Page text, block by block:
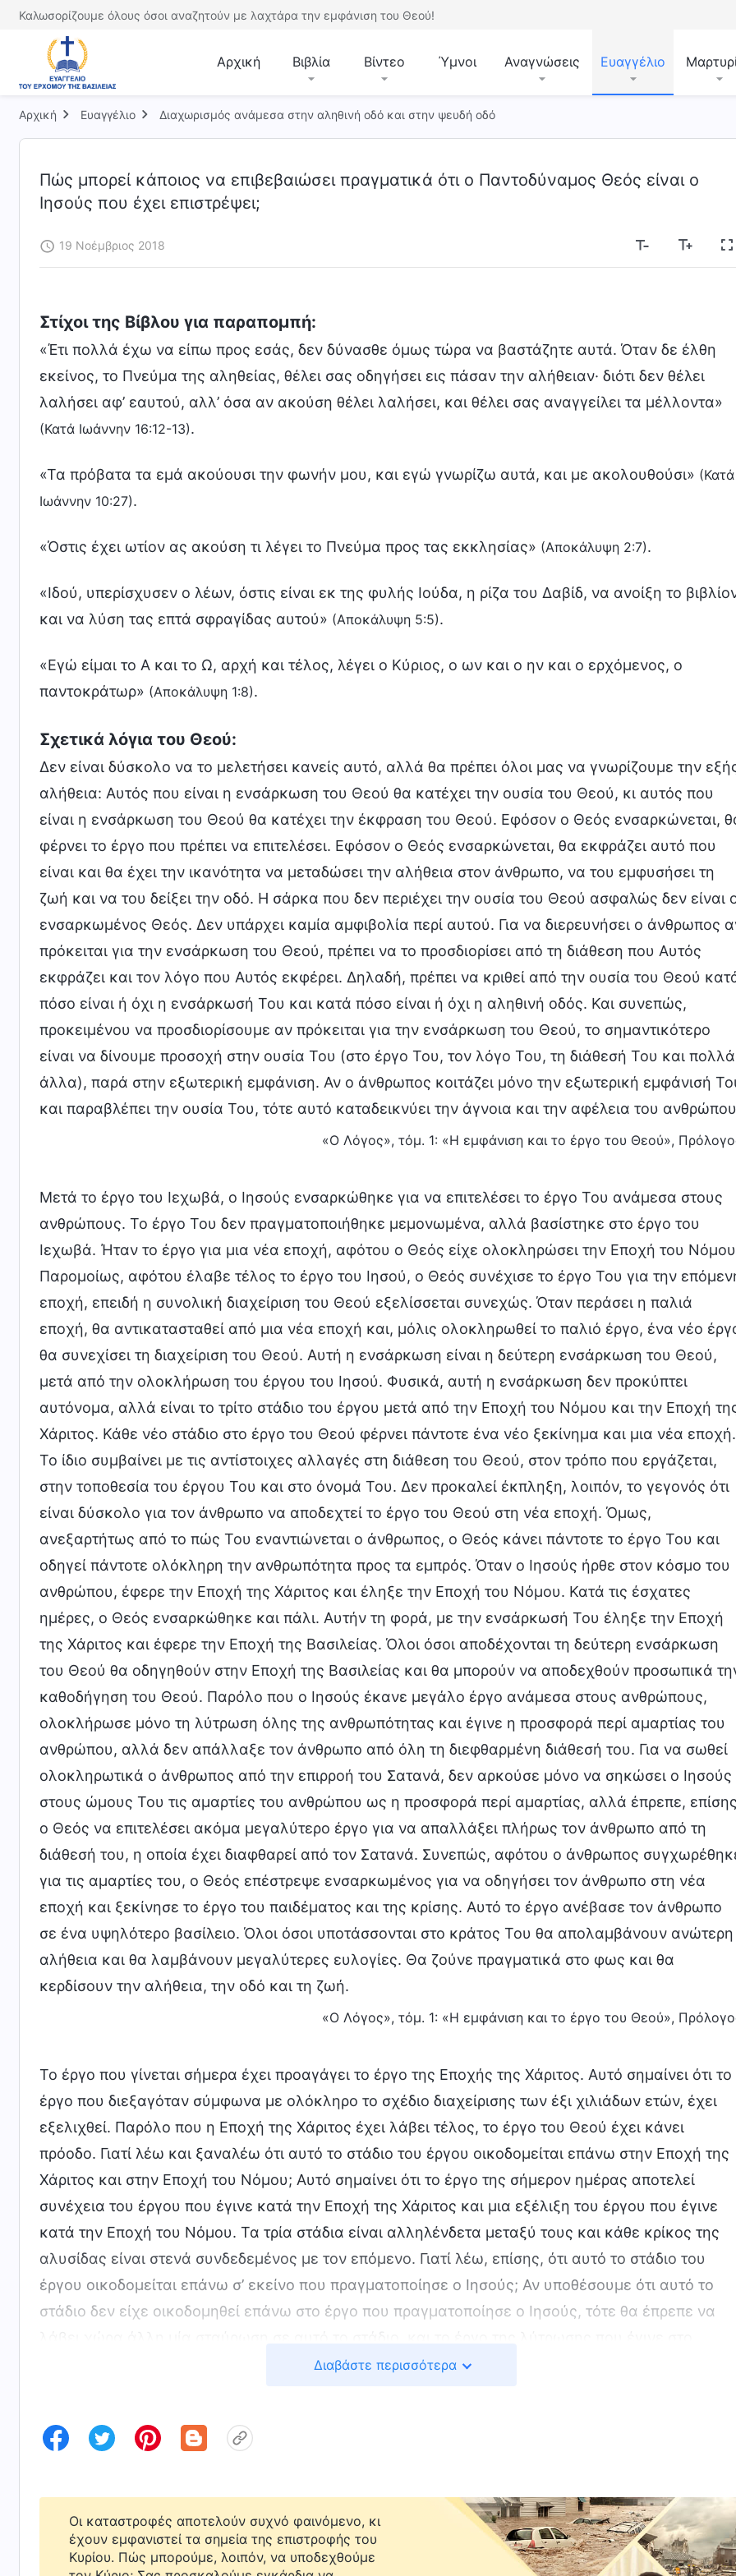
Καλωσορίζουμε όλους όσοι αναζητούν με λαχτάρα την εμφάνιση του Θεού!
Αρχική Βιβλία Βίντεο Ύμνοι Αναγνώσεις Ευαγγέλιο
Αρχική Ευαγγέλιο Διαχωρισμός ανάμεσα στην αληθινή οδό και στην ψευδή οδό
Πώς μπορεί κάποιος να επιβεβαιώσει πραγματικά ότι ο Παντοδύναμος Θεός είναι ο
Ιησούς που έχει επιστρέψει;
19 Νοέμβριος 2018
Στίχοι της Βίβλου για παραπομπή:
«Έτι πολλά έχω να είπω προς εσάς, δεν δύνασθε όμως τώρα να βαστάζητε αυτά. Όταν δε έλθη
εκείνος, το Πνεύμα της αληθείας, θέλει σας οδηγήσει εις πάσαν την αλήθειαν· διότι δεν θέλει
λαλήσει αφ’ εαυτού, αλλ’ όσα αν ακούση θέλει λαλήσει, και θέλει σας αναγγείλει τα μέλλοντα»
(Κατά Ιωάννην 16:12-13).
«Τα πρόβατα τα εμά ακούουσι την φωνήν μου, και εγώ γνωρίζω αυτά, και με ακολουθούσι» (Κατά
Ιωάννην 10:27).
«Όστις έχει ωτίον ας ακούση τι λέγει το Πνεύμα προς τας εκκλησίας» (Αποκάλυψη 2:7).
«Ιδού, υπερίσχυσεν ο λέων, όστις είναι εκ της φυλής Ιούδα, η ρίζα του Δαβίδ, να ανοίξη το
και να λύση τας επτά σφραγίδας αυτού» (Αποκάλυψη 5:5).
«Εγώ είμαι το Α και το Ω, αρχή και τέλος, λέγει ο Κύριος, ο ων και ο ην και ο ερχόμενος, ο
παντοκράτωρ» (Αποκάλυψη 1:8).
Σχετικά λόγια του Θεού:
Δεν είναι δύσκολο να το μελετήσει κανείς αυτό, αλλά θα πρέπει όλοι μας να γνωρίζουμε την
αλήθεια: Αυτός που είναι η ενσάρκωση του Θεού θα κατέχει την ουσία του Θεού, κι αυτός που
είναι η ενσάρκωση του Θεού θα κατέχει την έκφραση του Θεού. Εφόσον ο Θεός ενσαρκώνεται,
φέρνει το έργο που πρέπει να επιτελέσει. Εφόσον ο Θεός ενσαρκώνεται, θα εκφράζει αυτό που
είναι και θα έχει την ικανότητα να μεταδώσει την αλήθεια στον άνθρωπο, να του εμφυσήσει τη
ζωή και να του δείξει την οδό. Η σάρκα που δεν περιέχει την ουσία του Θεού ασφαλώς δεν είναι
ενσαρκωμένος Θεός. Δεν υπάρχει καμία αμφιβολία περί αυτού. Για να διερευνήσει ο άνθρωπος
πρόκειται για την ενσάρκωση του Θεού, πρέπει να το προσδιορίσει από τη διάθεση που Αυτός
εκφράζει και τον λόγο που Αυτός εκφέρει. Δηλαδή, πρέπει να κριθεί από την ουσία του Θεού
πόσο είναι ή όχι η ενσάρκωσή Του και κατά πόσο είναι ή όχι η αληθινή οδός. Και συνεπώς,
προκειμένου να προσδιορίσουμε αν πρόκειται για την ενσάρκωση του Θεού, το σημαντικότερο
είναι να δίνουμε προσοχή στην ουσία Του (στο έργο Του, τον λόγο Του, τη διάθεσή Του και πολλά
άλλα), παρά στην εξωτερική εμφάνιση. Αν ο άνθρωπος κοιτάζει μόνο την εξωτερική εμφάνισή
και παραβλέπει την ουσία Του, τότε αυτό καταδεικνύει την άγνοια και την αφέλεια του
«Ο Λόγος», τόμ. 1: «Η εμφάνιση και το έργο του Θεού»,
Μετά το έργο του Ιεχωβά, ο Ιησούς ενσαρκώθηκε για να επιτελέσει το έργο Του ανάμεσα στους
ανθρώπους. Το έργο Του δεν πραγματοποιήθηκε μεμονωμένα, αλλά βασίστηκε στο έργο του
Ιεχωβά. Ήταν το έργο για μια νέα εποχή, αφότου ο Θεός είχε ολοκληρώσει την Εποχή του
Παρομοίως, αφότου έλαβε τέλος το έργο του Ιησού, ο Θεός συνέχισε το έργο Του για την
εποχή, επειδή η συνολική διαχείριση του Θεού εξελίσσεται συνεχώς. Όταν περάσει η παλιά
εποχή, θα αντικατασταθεί από μια νέα εποχή και, μόλις ολοκληρωθεί το παλιό έργο, ένα νέο
θα συνεχίσει τη διαχείριση του Θεού. Αυτή η ενσάρκωση είναι η δεύτερη ενσάρκωση του Θεού,
μετά από την ολοκλήρωση του έργου του Ιησού. Φυσικά, αυτή η ενσάρκωση δεν προκύπτει
αυτόνομα, αλλά είναι το τρίτο στάδιο του έργου μετά από την Εποχή του Νόμου και την Εποχή
Χάριτος. Κάθε νέο στάδιο στο έργο του Θεού φέρνει πάντοτε ένα νέο ξεκίνημα και μια νέα εποχή.
Το ίδιο συμβαίνει με τις αντίστοιχες αλλαγές στη διάθεση του Θεού, στον τρόπο που εργάζεται,
στην τοποθεσία του έργου Του και στο όνομά Του. Δεν προκαλεί έκπληξη, λοιπόν, το γεγονός ότι
είναι δύσκολο για τον άνθρωπο να αποδεχτεί το έργο του Θεού στη νέα εποχή. Όμως,
ανεξαρτήτως από το πώς Του εναντιώνεται ο άνθρωπος, ο Θεός κάνει πάντοτε το έργο Του και
οδηγεί πάντοτε ολόκληρη την ανθρωπότητα προς τα εμπρός. Όταν ο Ιησούς ήρθε στον κόσμο του
ανθρώπου, έφερε την Εποχή της Χάριτος και έληξε την Εποχή του Νόμου. Κατά τις έσχατες
ημέρες, ο Θεός ενσαρκώθηκε και πάλι. Αυτήν τη φορά, με την ενσάρκωσή Του έληξε την Εποχή
της Χάριτος και έφερε την Εποχή της Βασιλείας. Όλοι όσοι αποδέχονται τη δεύτερη ενσάρκωση
του Θεού θα οδηγηθούν στην Εποχή της Βασιλείας και θα μπορούν να αποδεχθούν προσωπικά
καθοδήγηση του Θεού. Παρόλο που ο Ιησούς έκανε μεγάλο έργο ανάμεσα στους ανθρώπους,
ολοκλήρωσε μόνο τη λύτρωση όλης της ανθρωπότητας και έγινε η προσφορά περί αμαρτίας του
ανθρώπου, αλλά δεν απάλλαξε τον άνθρωπο από όλη τη διεφθαρμένη διάθεσή του. Για να σωθεί
ολοκληρωτικά ο άνθρωπος από την επιρροή του Σατανά, δεν αρκούσε μόνο να σηκώσει ο Ιησούς
στους ώμους Του τις αμαρτίες του ανθρώπου ως η προσφορά περί αμαρτίας, αλλά έπρεπε,
ο Θεός να επιτελέσει ακόμα μεγαλύτερο έργο για να απαλλάξει πλήρως τον άνθρωπο από τη
διάθεσή του, η οποία έχει διαφθαρεί από τον Σατανά. Συνεπώς, αφότου ο άνθρωπος
για τις αμαρτίες του, ο Θεός επέστρεψε ενσαρκωμένος για να οδηγήσει τον άνθρωπο στη νέα
εποχή και ξεκίνησε το έργο του παιδέματος και της κρίσης. Αυτό το έργο ανέβασε τον άνθρωπο
σε ένα υψηλότερο βασίλειο. Όλοι όσοι υποτάσσονται στο κράτος Του θα απολαμβάνουν ανώτερη
αλήθεια και θα λαμβάνουν μεγαλύτερες ευλογίες. Θα ζούνε πραγματικά στο φως και θα
κερδίσουν την αλήθεια, την οδό και τη ζωή.
«Ο Λόγος», τόμ. 1: «Η εμφάνιση και το έργο του Θεού»,
Το έργο που γίνεται σήμερα έχει προαγάγει το έργο της Εποχής της Χάριτος. Αυτό σημαίνει ότι το
έργο που διεξαγόταν σύμφωνα με ολόκληρο το σχέδιο διαχείρισης των έξι χιλιάδων ετών, έχει
εξελιχθεί. Παρόλο που η Εποχή της Χάριτος έχει λάβει τέλος, το έργο του Θεού έχει κάνει
πρόοδο. Γιατί λέω και ξαναλέω ότι αυτό το στάδιο του έργου οικοδομείται επάνω στην Εποχή της
Χάριτος και στην Εποχή του Νόμου; Αυτό σημαίνει ότι το έργο της σήμερον ημέρας αποτελεί
συνέχεια του έργου που έγινε κατά την Εποχή της Χάριτος και μια εξέλιξη του έργου που έγινε
κατά την Εποχή του Νόμου. Τα τρία στάδια είναι αλληλένδετα μεταξύ τους και κάθε κρίκος της
αλυσίδας είναι στενά συνδεδεμένος με τον επόμενο. Γιατί λέω, επίσης, ότι αυτό το στάδιο του
έργου οικοδομείται επάνω σ’ εκείνο που πραγματοποίησε ο Ιησούς; Αν υποθέσουμε ότι αυτό το
στάδιο δεν είχε οικοδομηθεί επάνω στο έργο που πραγματοποίησε ο Ιησούς, τότε θα έπρεπε να
προηγούμενο στάδιο θα έπρεπε να γίνει ξανά από την αρχή. Αυτό δεν θα είχε κανένα νόημα.
του έργου οικοδομείται επάνω στα θεμέλια που έθεσε η Εποχή του Νόμου και επάνω στην πέτρα
νέο ξεκίνημα. Μόνο ο συνδυασμός και των τριών σταδίων του έργου μπορεί να θεωρηθεί ως το
σχέδιο διαχείρισης των έξι χιλιάδων ετών. Το έργο σ’ αυτό το στάδιο έχει ως θεμέλιο το έργο της
Εποχής της Χάριτος. Αν αυτά τα δύο στάδια του έργου δεν σχετίζονται μεταξύ τους, τότε γιατί δεν
Διαβάστε περισσότερα
Οι καταστροφές αποτελούν συχνό φαινόμενο, κι
έχουν εμφανιστεί τα σημεία της επιστροφής του
Κυρίου. Πώς μπορούμε, λοιπόν, να υποδεχθούμε